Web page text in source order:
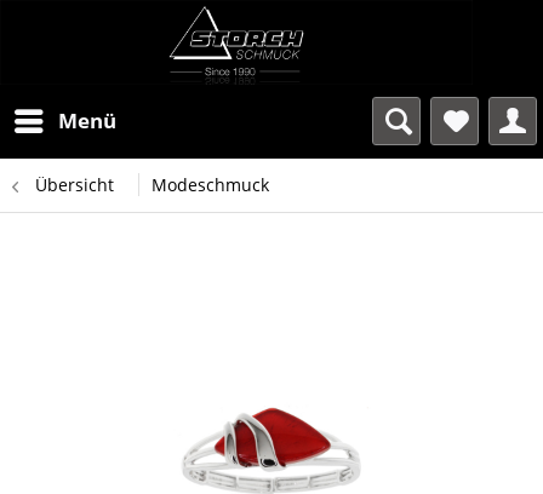
Menü
Übersicht Modeschmuck